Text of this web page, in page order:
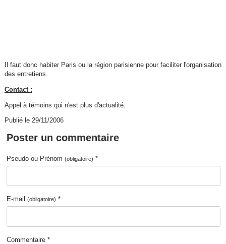
Il faut donc habiter Paris ou la région parisienne pour faciliter l'organisation
des entretiens.
Contact :
Appel à témoins qui n'est plus d'actualité.
Publié le 29/11/2006
Poster un commentaire
Pseudo ou Prénom(obligatoire) *
E-mail(obligatoire) *
Commentaire *